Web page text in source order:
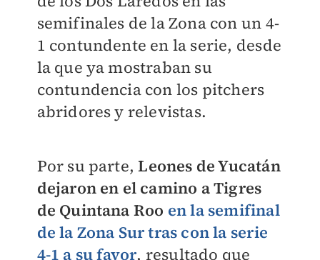
semifinales de la Zona con un 4-
1 contundente en la serie, desde
la que ya mostraban su
contundencia con los pitchers
abridores y relevistas.
Por su parte, Leones de Yucatán
dejaron en el camino a Tigres
de Quintana Roo en la semifinal
de la Zona Sur tras con la serie
4-1 a su favor, resultado que